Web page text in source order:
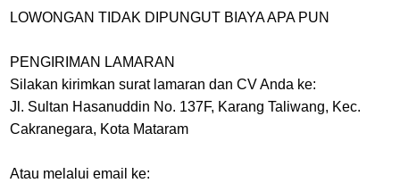
LOWONGAN TIDAK DIPUNGUT BIAYA APA PUN
PENGIRIMAN LAMARAN
Silakan kirimkan surat lamaran dan CV Anda ke:
Jl. Sultan Hasanuddin No. 137F, Karang Taliwang, Kec.
Cakranegara, Kota Mataram
Atau melalui email ke: